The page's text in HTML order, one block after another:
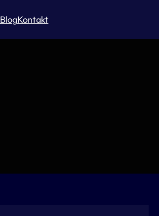
BlogKontakt